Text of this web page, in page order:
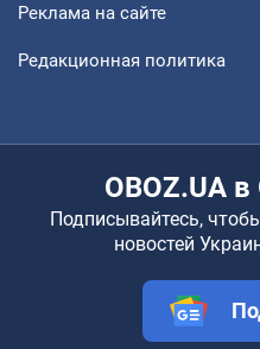
Реклама на сайте
Редакционная политика
OBOZ.UA
Подписывайтесь,
новостей